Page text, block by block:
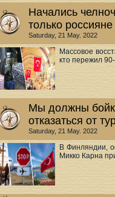
Начались
только
Saturday, 21 May. 2022
Массовое
кто пережил
Мы должны
отказаться от
Saturday, 21 May. 2022
В Финляндии,
Микко Карна